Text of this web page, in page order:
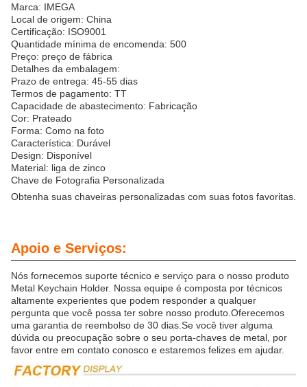
Marca: IMEGA
Local de origem: China
Certificação: ISO9001
Quantidade mínima de encomenda: 500
Preço: preço de fábrica
Detalhes da embalagem:
Prazo de entrega: 45-55 dias
Termos de pagamento: TT
Capacidade de abastecimento: Fabricação
Cor: Prateado
Forma: Como na foto
Característica: Durável
Design: Disponível
Material: liga de zinco
Chave de Fotografia Personalizada
Obtenha suas chaveiras personalizadas com suas fotos favoritas.
Apoio e Serviços:
Nós fornecemos suporte técnico e serviço para o nosso produto
Metal Keychain Holder. Nossa equipe é composta por técnicos
altamente experientes que podem responder a qualquer
pergunta que você possa ter sobre nosso produto.Oferecemos
uma garantia de reembolso de 30 dias.Se você tiver alguma
dúvida ou preocupação sobre o seu porta-chaves de metal, por
favor entre em contato conosco e estaremos felizes em ajudar.